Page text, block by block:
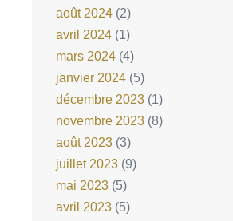
août 2024 (2)
avril 2024 (1)
mars 2024 (4)
janvier 2024 (5)
décembre 2023 (1)
novembre 2023 (8)
août 2023 (3)
juillet 2023 (9)
mai 2023 (5)
avril 2023 (5)